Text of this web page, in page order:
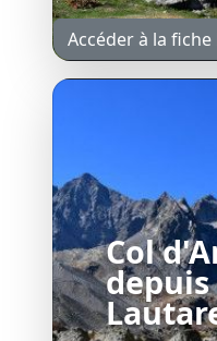
Accéder à la fiche
Col
depuis